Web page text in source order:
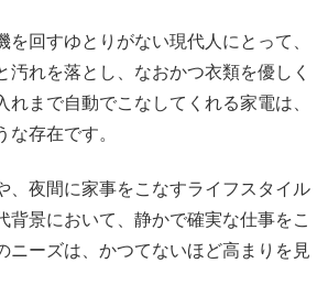
を回すゆとりがない現代人にとって、
汚れを落とし、なおかつ衣類を優しく
れまで自動でこなしてくれる家電は、
な存在です。
、夜間に家事をこなすライフスタイル
背景において、静かで確実な仕事をこ
ニーズは、かつてないほど高まりを見